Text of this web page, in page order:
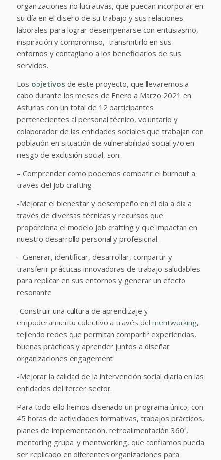
organizaciones no lucrativas, que puedan incorporar en
su día en el diseño de su trabajo y sus relaciones
laborales para lograr desempeñarse con entusiasmo,
inspiración y compromiso, transmitirlo en sus
entornos y contagiarlo a los beneficiarios de sus
servicios.
Los objetivos de este proyecto, que llevaremos a
cabo durante los meses de Enero a Marzo 2021 en
Asturias con un total de 12 participantes
pertenecientes al personal técnico, voluntario y
colaborador de las entidades sociales que trabajan con
población en situación de vulnerabilidad social y/o en
riesgo de exclusión social, son:
– Comprender como podemos combatir el burnout a
través del job crafting
-Mejorar el bienestar y desempeño en el día a día a
través de diversas técnicas y recursos que
proporciona el modelo job crafting y que impactan en
nuestro desarrollo personal y profesional.
– Generar, identificar, desarrollar, compartir y
transferir prácticas innovadoras de trabajo saludables
para replicar en sus entornos y generar un efecto
resonante
-Construir una cultura de aprendizaje y
empoderamiento colectivo a través del mentworking,
tejiendo redes que permitan compartir experiencias,
buenas prácticas y aprender juntos a diseñar
organizaciones engagement
-Mejorar la calidad de la intervención social diaria en las
entidades del tercer sector.
Para todo ello hemos diseñado un programa único, con
45 horas de actividades formativas, trabajos prácticos,
planes de implementación, retroalimentación 360º,
mentoring grupal y mentworking, que confiamos pueda
ser replicado en diferentes organizaciones para